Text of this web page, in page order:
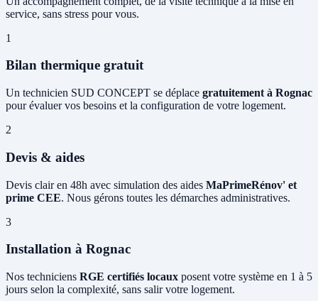
service, sans stress pour vous.
1
Bilan thermique gratuit
Un technicien SUD CONCEPT se déplace gratuitement à Rognac
pour évaluer vos besoins et la configuration de votre logement.
2
Devis & aides
Devis clair en 48h avec simulation des aides MaPrimeRénov' et
prime CEE. Nous gérons toutes les démarches administratives.
3
Installation à Rognac
Nos techniciens RGE certifiés locaux posent votre système en 1 à 5
jours selon la complexité, sans salir votre logement.